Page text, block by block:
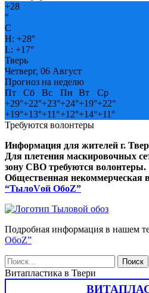
+28
°
C
H: +28°
L: +17°
Тверь
Четверг, 06 Август
Прогноз на неделю
Пт
Сб Вс Пн Вт
Ср
+29°+22°+23°+24°+19°+22°
+19°+13°+11°+12°+14°+11°
Требуются волонтеры
Информация для жителей г.
Для плетения маскировочных
зону СВО требуются волонтеры.
Общественная некоммерческая
“ТылоVой ОбоZ”
Подробная информация в нашем
ОбоZ”
Витапластика в Твери